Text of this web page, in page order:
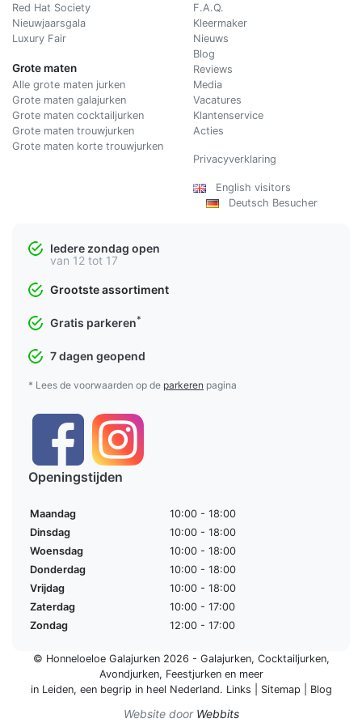
Red Hat Society
Nieuwjaarsgala
Luxury Fair
Grote maten
Alle grote maten jurken
Grote maten galajurken
Grote maten cocktailjurken
Grote maten trouwjurken
Grote maten korte trouwjurken
F.A.Q.
Kleermaker
Nieuws
Blog
Reviews
Media
Vacatures
Klantenservice
Acties
Privacyverklaring
English visitors
Deutsch Besucher
Iedere zondag open
van 12 tot 17
Grootste assortiment
Gratis parkeren*
7 dagen geopend
* Lees de voorwaarden op de parkeren pagina
Openingstijden
Maandag
10:00 - 18:00
Dinsdag
10:00 - 18:00
Woensdag
10:00 - 18:00
Donderdag
10:00 - 18:00
Vrijdag
10:00 - 18:00
Zaterdag
10:00 - 17:00
Zondag
12:00 - 17:00
© Honneloeloe Galajurken 2026 - Galajurken, Cocktailjurken,
Avondjurken, Feestjurkenen meer
in Leiden, een begrip in heel Nederland. Links Sitemap Blog
Website door Webbits